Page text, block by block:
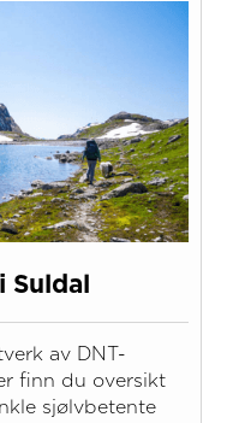
av DNT-
finn du oversikt
sjølvbetente